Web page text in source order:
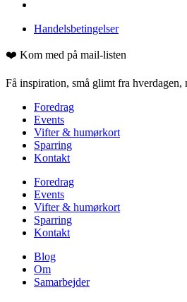
Handelsbetingelser
❤️ Kom med på mail-listen
Få inspiration, små glimt fra
Foredrag
Events
Vifter & humørkort
Sparring
Kontakt
Foredrag
Events
Vifter & humørkort
Sparring
Kontakt
Blog
Om
Samarbejder